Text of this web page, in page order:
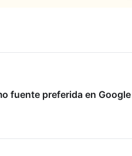
fuente preferida en Google